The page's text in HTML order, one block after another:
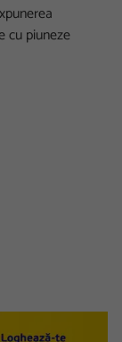
cu piuneze